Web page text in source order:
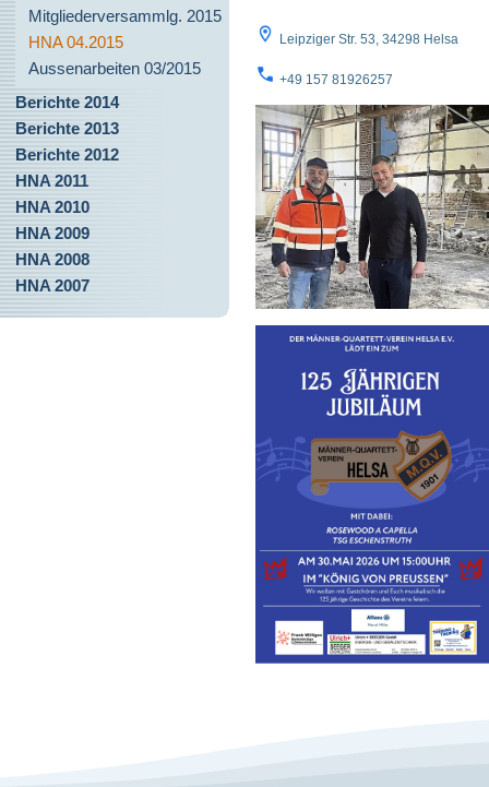
Mitgliederversammlg. 2015
HNA 04.2015
Aussenarbeiten 03/2015
Berichte 2014
Berichte 2013
Berichte 2012
HNA 2011
HNA 2010
HNA 2009
HNA 2008
HNA 2007
Leipziger Str. 53, 34298 Helsa
+49 157 81926257